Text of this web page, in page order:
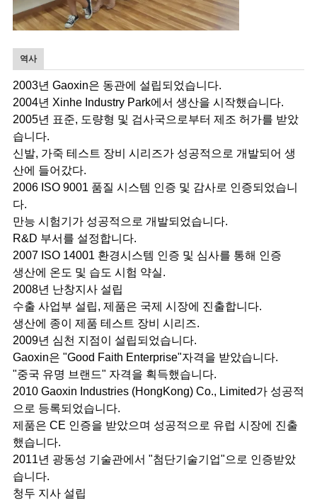
역사
2003년 Gaoxin은 동관에 설립되었습니다.
2004년 Xinhe Industry Park에서 생산을 시작했습니다.
2005년 표준, 도량형 및 검사국으로부터 제조 허가를 받았
습니다.
신발, 가죽 테스트 장비 시리즈가 성공적으로 개발되어 생
산에 들어갔다.
2006 ISO 9001 품질 시스템 인증 및 감사로 인증되었습니
다.
만능 시험기가 성공적으로 개발되었습니다.
R&D 부서를 설정합니다.
2007 ISO 14001 환경시스템 인증 및 심사를 통해 인증
생산에 온도 및 습도 시험 약실.
2008년 난창지사 설립
수출 사업부 설립, 제품은 국제 시장에 진출합니다.
생산에 종이 제품 테스트 장비 시리즈.
2009년 심천 지점이 설립되었습니다.
Gaoxin은 "Good Faith Enterprise"자격을 받았습니다.
"중국 유명 브랜드" 자격을 획득했습니다.
2010 Gaoxin Industries (HongKong) Co., Limited가 성공적
으로 등록되었습니다.
제품은 CE 인증을 받았으며 성공적으로 유럽 시장에 진출
했습니다.
2011년 광동성 기술관에서 "첨단기술기업"으로 인증받았
습니다.
청두 지사 설립